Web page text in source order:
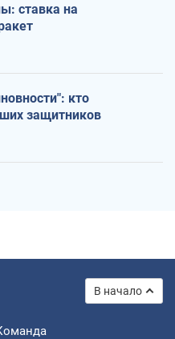
ставка на
кто
защитников
В начало